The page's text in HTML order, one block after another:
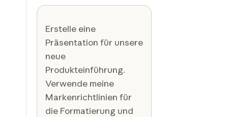
Erstelle eine
Präsentation für unsere
neue
Produkteinführung.
Verwende meine
Markenrichtlinien für
die Formatierung und